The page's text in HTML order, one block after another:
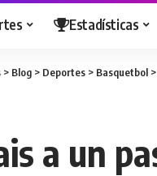
Estadísticas
> Blog > Deportes > Basquetbol >
a un